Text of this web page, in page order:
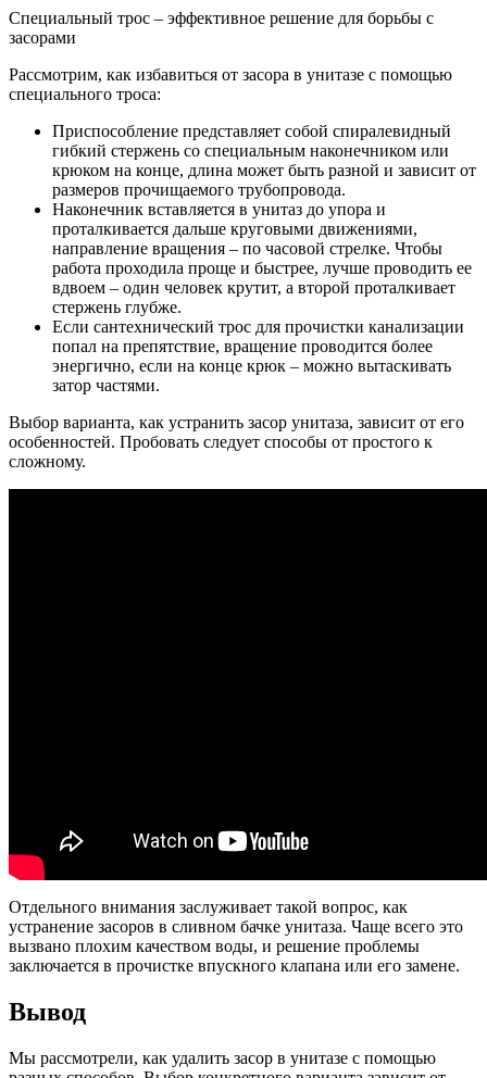
Специальный трос – эффективное решение для борьбы с
засорами
Рассмотрим, как избавиться от засора в унитазе с помощью
специального троса:
Приспособление представляет собой спиралевидный
гибкий стержень со специальным наконечником или
крюком на конце, длина может быть разной и зависит от
размеров прочищаемого трубопровода.
Наконечник вставляется в унитаз до упора и
проталкивается дальше круговыми движениями,
направление вращения – по часовой стрелке. Чтобы
работа проходила проще и быстрее, лучше проводить ее
вдвоем – один человек крутит, а второй проталкивает
стержень глубже.
Если сантехнический трос для прочистки канализации
попал на препятствие, вращение проводится более
энергично, если на конце крюк – можно вытаскивать
затор частями.
Выбор варианта, как устранить засор унитаза, зависит от его
особенностей. Пробовать следует способы от простого к
сложному.
Отдельного внимания заслуживает такой вопрос, как
устранение засоров в сливном бачке унитаза. Чаще всего это
вызвано плохим качеством воды, и решение проблемы
заключается в прочистке впускного клапана или его замене.
Вывод
Мы рассмотрели, как удалить засор в унитазе с помощью